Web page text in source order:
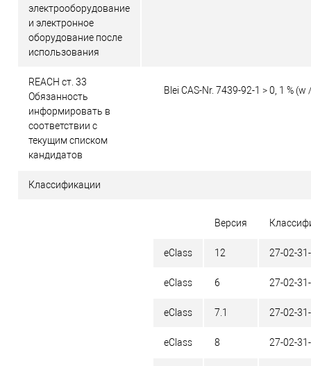
электрооборудование
и электронное
оборудование после
использования
REACH ст. 33
Обязанность
информировать в
соответствии с
текущим списком
кандидатов
Blei CAS-Nr. 7439-92-1 > 0, 1 % (w
Классификации
Версия
eClass 12 27-02-
eClass 6 27-02-
eClass 7.1 27-02-
eClass 8 27-02-